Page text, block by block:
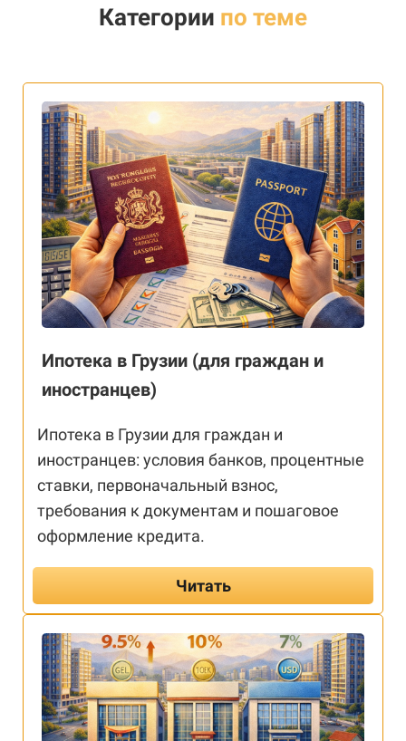
Категории по теме
Ипотека в Грузии (для граждан и
иностранцев)
Ипотека в Грузии для граждан и
иностранцев: условия банков, процентные
ставки, первоначальный взнос,
требования к документам и пошаговое
оформление кредита.
Читать